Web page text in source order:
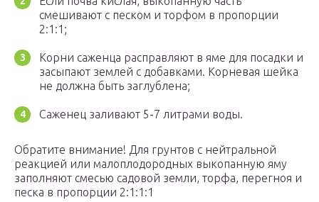
смешивают с песком и торфом в пропорции
2:1:1;
Корни саженца расправляют в яме для посадки и
засыпают землей с добавками. Корневая шейка
не должна быть заглублена;
Саженец заливают 5-7 литрами воды.
Обратите внимание! Для грунтов с нейтральной
реакцией или малоплодородных выкопанную яму
заполняют смесью садовой земли, торфа, перегноя и
песка в пропорции 2:1:1:1